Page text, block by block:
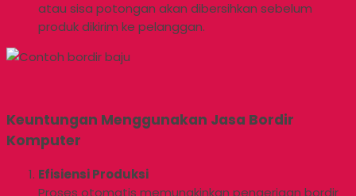
atau sisa potongan akan dibersihkan sebelum
produk dikirim ke pelanggan.
Keuntungan Menggunakan Jasa Bordir
Komputer
Efisiensi Produksi
Proses otomatis memungkinkan pengerjaan bordir